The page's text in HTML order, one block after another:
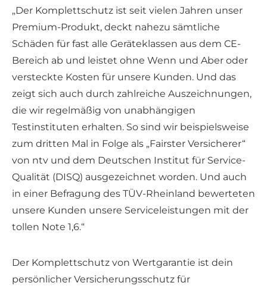
„Der Komplettschutz ist seit vielen Jahren unser
Premium-Produkt, deckt nahezu sämtliche
Schäden für fast alle Geräteklassen aus dem CE-
Bereich ab und leistet ohne Wenn und Aber oder
versteckte Kosten für unsere Kunden. Und das
zeigt sich auch durch zahlreiche Auszeichnungen,
die wir regelmäßig von unabhängigen
Testinstituten erhalten. So sind wir beispielsweise
zum dritten Mal in Folge als „Fairster Versicherer“
von ntv und dem Deutschen Institut für Service-
Qualität (DISQ) ausgezeichnet worden. Und auch
in einer Befragung des TÜV-Rheinland bewerteten
unsere Kunden unsere Serviceleistungen mit der
tollen Note 1,6.“
Der Komplettschutz von Wertgarantie ist dein
persönlicher Versicherungsschutz für